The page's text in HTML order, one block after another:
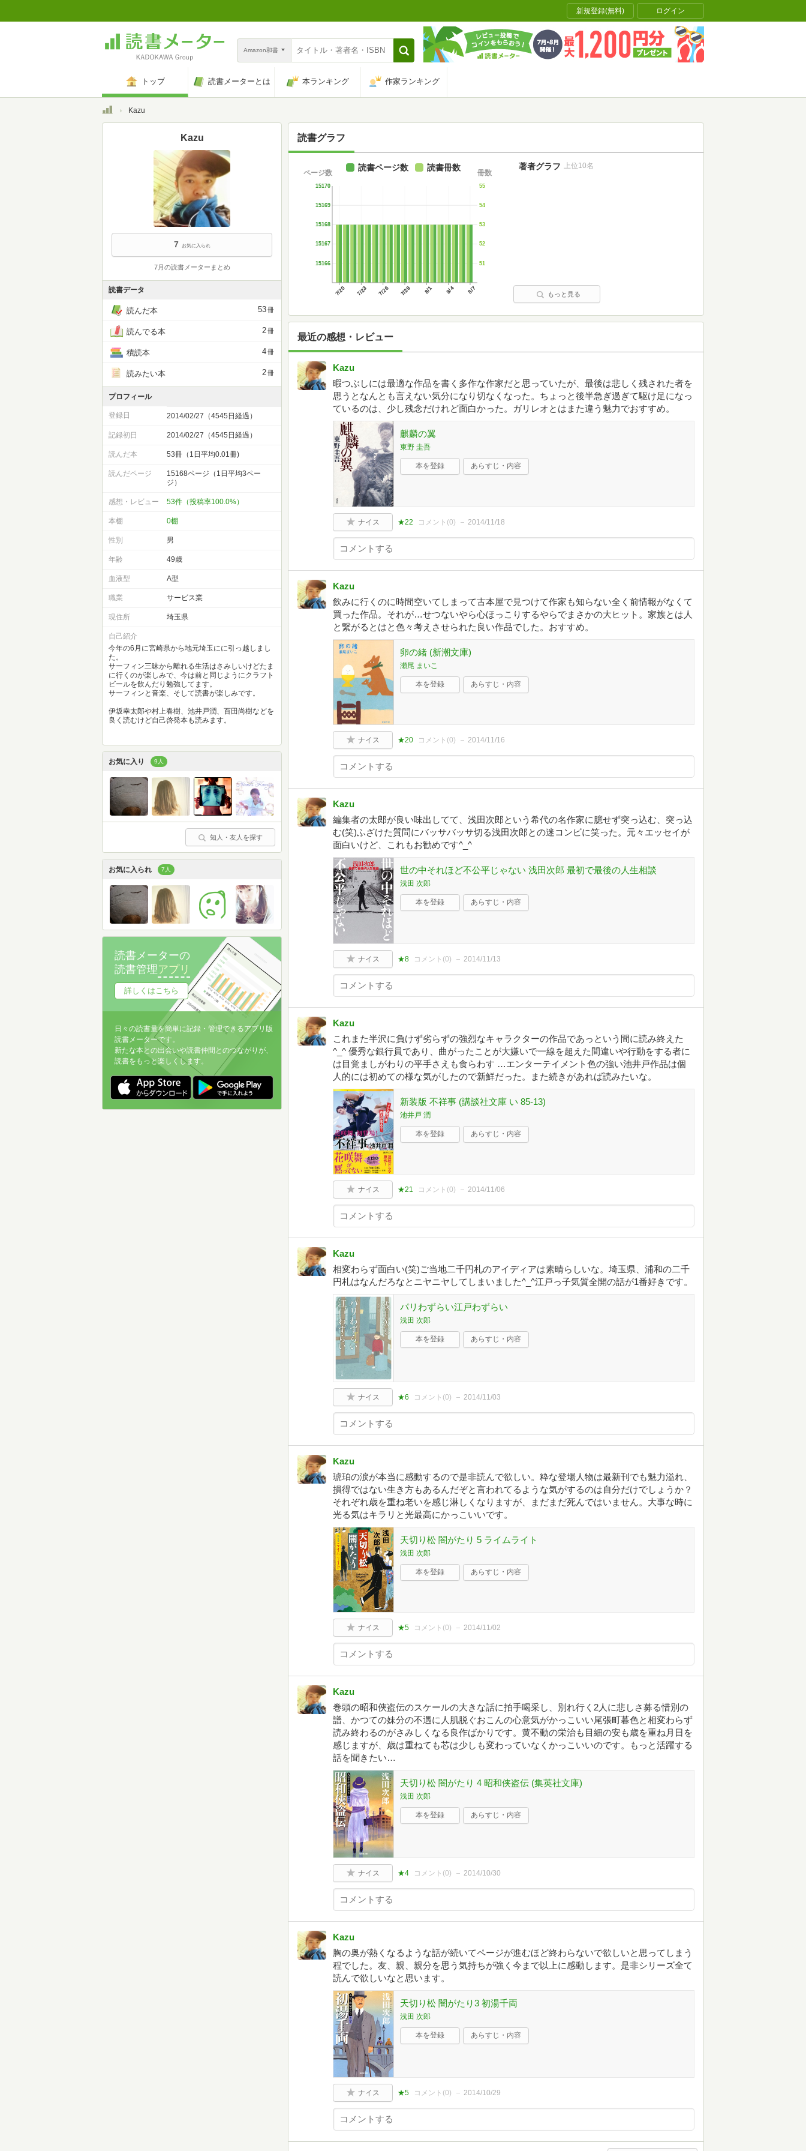
新規登録(無料) ログイン
Amazon和書
トップ 読書メーターとは 本ランキング 作家ランキング
トップKazu
読書グラフ
7/20 7/23 7/26 7/29 8/1 8/4 8/7
15166
15167
15168
15169
15170
ページ数
51
52
53
54
55
冊数
読書ページ数 読書冊数 著者グラフ 上位10名
もっと見る
最近の感想・レビュー
Kazu
暇つぶしには最適な作品を書く多作な作家だと思っていたが、最後は悲しく残された者を
思うとなんとも言えない気分になり切なくなった。ちょっと後半急ぎ過ぎて駆け足になっ
ているのは、少し残念だけれど面白かった。ガリレオとはまた違う魅力でおすすめ。
麒麟の翼
東野 圭吾
本を登録 あらすじ・内容
ナイス ★22 コメント(0) 2014/11/18
Kazu
飲みに行くのに時間空いてしまって古本屋で見つけて作家も知らない全く前情報がなくて
買った作品。それが…せつないやら心ほっこりするやらでまさかの大ヒット。家族とは人
と繋がるとはと色々考えさせられた良い作品でした。おすすめ。
卵の緒 (新潮文庫)
瀬尾 まいこ
本を登録 あらすじ・内容
ナイス ★20 コメント(0) 2014/11/16
Kazu
編集者の太郎が良い味出してて、浅田次郎という希代の名作家に臆せず突っ込む、突っ込
む(笑)ふざけた質問にバッサバッサ切る浅田次郎との迷コンビに笑った。元々エッセイが
面白いけど、これもお勧めです^_^
世の中それほど不公平じゃない 浅田次郎 最初で最後の人生相談
浅田 次郎
本を登録 あらすじ・内容
ナイス ★8 コメント(0) 2014/11/13
Kazu
これまた半沢に負けず劣らずの強烈なキャラクターの作品であっという間に読み終えた
^_^ 優秀な銀行員であり、曲がったことが大嫌いで一線を超えた間違いや行動をする者に
は目覚ましがわりの平手さえも食らわす …エンターテイメント色の強い池井戸作品は個
人的には初めての様な気がしたので新鮮だった。また続きがあれば読みたいな。
新装版 不祥事 (講談社文庫 い 85-13)
池井戸 潤
本を登録 あらすじ・内容
ナイス ★21 コメント(0) 2014/11/06
Kazu
相変わらず面白い(笑)ご当地二千円札のアイディアは素晴らしいな。埼玉県、浦和の二千
円札はなんだろなとニヤニヤしてしまいました^_^江戸っ子気質全開の話が1番好きです。
パリわずらい江戸わずらい
浅田 次郎
本を登録 あらすじ・内容
ナイス ★6 コメント(0) 2014/11/03
Kazu
琥珀の涙が本当に感動するので是非読んで欲しい。粋な登場人物は最新刊でも魅力溢れ、
損得ではない生き方もあるんだぞと言われてるような気がするのは自分だけでしょうか？
それぞれ歳を重ね老いを感じ淋しくなりますが、まだまだ死んではいません。大事な時に
光る気はキラリと光最高にかっこいいです。
天切り松 闇がたり 5 ライムライト
浅田 次郎
本を登録 あらすじ・内容
ナイス ★5 コメント(0) 2014/11/02
Kazu
巻頭の昭和俠盗伝のスケールの大きな話に拍手喝采し、別れ行く2人に悲しさ募る惜別の
譜、かつての妹分の不遇に人肌脱ぐおこんの心意気がかっこいい尾張町暮色と相変わらず
読み終わるのがさみしくなる良作ばかりです。黄不動の栄治も目細の安も歳を重ね月日を
感じますが、歳は重ねても芯は少しも変わっていなくかっこいいのです。もっと活躍する
話を聞きたい…
天切り松 闇がたり 4 昭和侠盗伝 (集英社文庫)
浅田 次郎
本を登録 あらすじ・内容
ナイス ★4 コメント(0) 2014/10/30
Kazu
胸の奥が熱くなるような話が続いてページが進むほど終わらないで欲しいと思ってしまう
程でした。友、親、親分を思う気持ちが強く今まで以上に感動します。是非シリーズ全て
読んで欲しいなと思います。
天切り松 闇がたり3 初湯千両
浅田 次郎
本を登録 あらすじ・内容
ナイス ★5 コメント(0) 2014/10/29
Kazu
7 お気に入られ
7月の読書メーターまとめ
読書データ
読んだ本 53冊
読んでる本 2冊
積読本 4冊
読みたい本 2冊
プロフィール
登録日 2014/02/27（4545日経過）
記録初日 2014/02/27（4545日経過）
読んだ本 53冊（1日平均0.01冊)
読んだページ
15168ページ（1日平均3ペー
ジ）
感想・レビュー 53件（投稿率100.0%）
本棚 0棚
性別 男
年齢 49歳
血液型 A型
職業 サービス業
現住所 埼玉県
自己紹介
今年の6月に宮崎県から地元埼玉にに引っ越しまし
た。
サーフィン三昧から離れる生活はさみしいけどたま
に行くのが楽しみで、今は前と同じようにクラフト
ビールを飲んだり勉強してます。
サーフィンと音楽、そして読書が楽しみです。
伊坂幸太郎や村上春樹、池井戸潤、百田尚樹などを
良く読むけど自己啓発本も読みます。
お気に入り 9人
知人・友人を探す
お気に入られ 7人
読書メーターの
読書管理アプリ
詳しくはこちら
日々の読書量を簡単に記録・管理できるアプリ版
読書メーターです。
新たな本との出会いや読書仲間とのつながりが、
読書をもっと楽しくします。